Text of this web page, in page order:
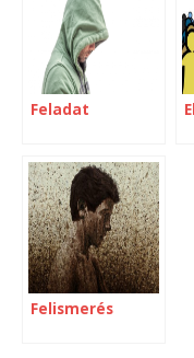
Feladat
Felismerés